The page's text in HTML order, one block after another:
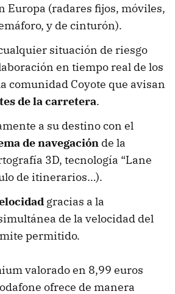
Europa (radares fijos, móviles,
y de cinturón).
situación de riesgo
en tiempo real de los
comunidad Coyote que avisan
de la carretera.
a su destino con el
de navegación de la
3D, tecnología “Lane
de itinerarios…).
gracias a la
de la velocidad del
permitido.
valorado en 8,99 euros
ofrece de manera